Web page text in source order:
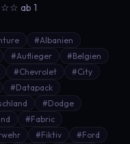
ab 1
#Albanien
#Auflieger
#Belgien
#Chevrolet
#City
#Datapack
#Dodge
#Fabric
#Fiktiv
#Ford